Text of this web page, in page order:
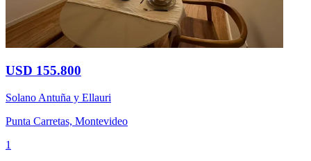
USD 155.800
Solano Antuña y Ellauri
Punta Carretas, Montevideo
1